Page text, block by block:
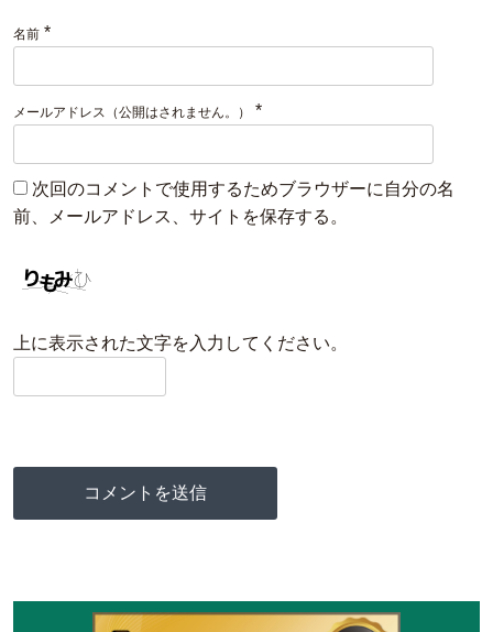
名前 *
メールアドレス（公開はされません。） *
次回のコメントで使用するためブラウザーに自分の名
前、メールアドレス、サイトを保存する。
上に表示された文字を入力してください。